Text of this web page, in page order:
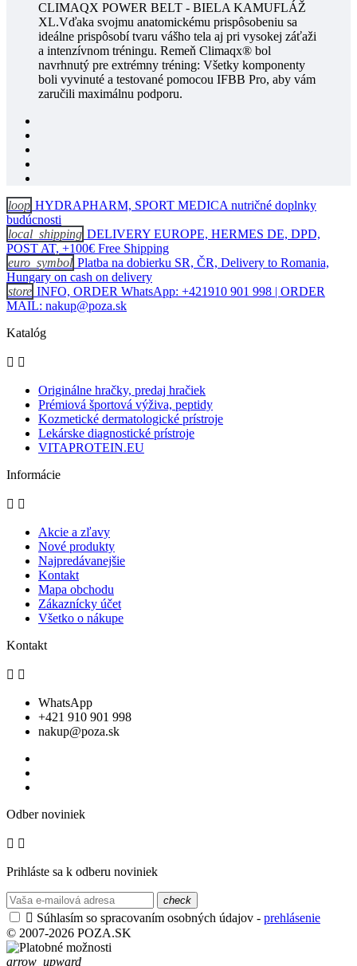
CLIMAQX POWER BELT - BIELA KAMUFLÁŽ
XL.Vďaka svojmu anatomickému prispôsobeniu sa
ideálne prispôsobí tvaru vášho tela aj pri vysokej záťaži
a intenzívnom tréningu. Remeň Climaqx® bol
navrhnutý pre extrémny tréning: Všetky komponenty
boli vyvinuté a testované pomocou IFBB Pro, aby vám
zaručili maximálnu podporu.
loop HYDRAPHARM, SPORT MEDICA nutričné doplnky
budúcnosti
local_shipping DELIVERY EUROPE, HERMES DE, DPD,
POST AT, +100€ Free Shipping
euro_symbol Platba na dobierku SR, ČR, Delivery to Romania,
Hungary on cash on delivery
store INFO, ORDER WhatsApp: +421910 901 998 | ORDER
MAIL: nakup@poza.sk
Katalóg
 
Originálne hračky, predaj hračiek
Prémiová športová výživa, peptidy
Kozmetické dermatologické prístroje
Lekárske diagnostické prístroje
VITAPROTEIN.EU
Informácie
 
Akcie a zľavy
Nové produkty
Najpredávanejšie
Kontakt
Mapa obchodu
Zákaznícky účet
Všetko o nákupe
Kontakt
 
WhatsApp
+421 910 901 998
nakup@poza.sk
Odber noviniek
 
Prihláste sa k odberu noviniek
check
 Súhlasím so spracovaním osobných údajov - prehlásenie
© 2007-2026 POZA.SK
arrow_upward